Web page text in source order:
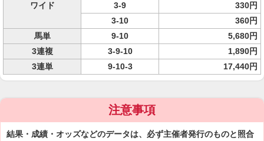
ワイド
3-9
330円
3-10
360円
馬単
9-10
5,680円
3連複
3-9-10
1,890円
3連単
9-10-3 17,440円
注意事項
結果・成績・オッズなどのデータは、必ず主催者発行のものと照合